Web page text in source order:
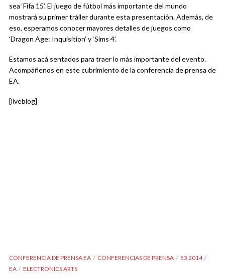
sea ‘Fifa 15’. El juego de fútbol más importante del mundo
mostrará su primer tráiler durante esta presentación. Además, de
eso, esperamos conocer mayores detalles de juegos como
‘Dragon Age: Inquisition’ y ‘Sims 4’.
Estamos acá sentados para traer lo más importante del evento.
Acompáñenos en este cubrimiento de la conferencia de prensa de
EA.
[liveblog]
CONFERENCIA DE PRENSA EA CONFERENCIAS DE PRENSA
E3 2014
EA
ELECTRONICS ARTS